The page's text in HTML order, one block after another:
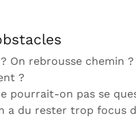
On rebrousse chemin ?
?
pourrait-on pas se
du rester trop focus